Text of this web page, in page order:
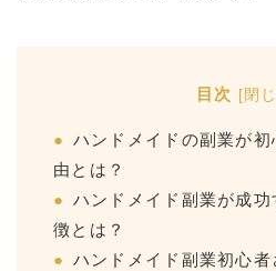
目次 [ 閉
ハンドメイドの副業が
由とは？
ハンドメイド副業が成
徴とは？
ハンドメイド副業初心